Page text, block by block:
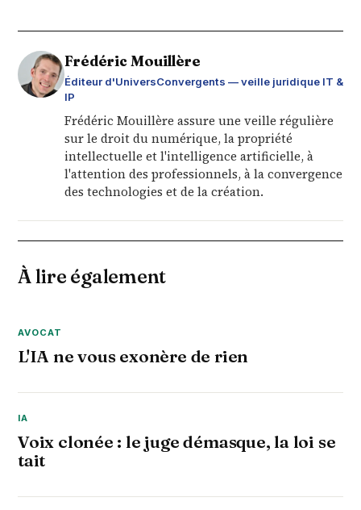
Frédéric Mouillère
Éditeur d'UniversConvergents — veille juridique IT &
IP
Frédéric Mouillère assure une veille régulière
sur le droit du numérique, la propriété
intellectuelle et l'intelligence artificielle, à
l'attention des professionnels, à la convergence
des technologies et de la création.
À lire également
AVOCAT
L'IA ne vous exonère de rien
IA
Voix clonée : le juge démasque, la loi se
tait